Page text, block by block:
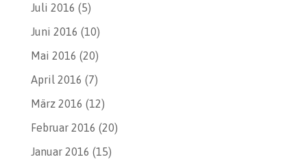
Juli 2016 (5)
Juni 2016 (10)
Mai 2016 (20)
April 2016 (7)
März 2016 (12)
Februar 2016 (20)
Januar 2016 (15)